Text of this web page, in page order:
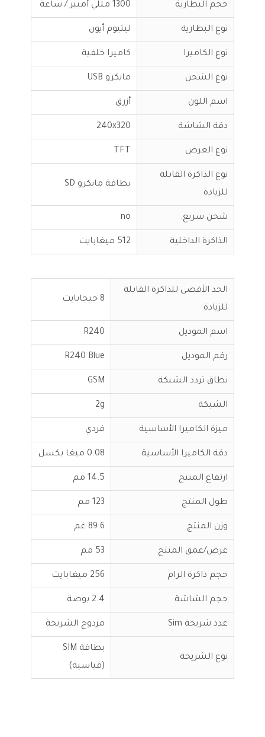
حجم البطارية 1300 مللي أمبير / ساعة
نوع البطارية ليثيوم أيون
نوع الكاميرا كاميرا خلفية
نوع الشحن مايكرو USB
اسم اللون أزرق
دقة الشاشة 240x320
نوع العرض TFT
نوع الذاكرة القابلة
للزيادة
بطاقة مايكرو SD
شحن سريع. no
الذاكرة الداخلية 512 ميغابايت
الحد الأقصى للذاكرة القابلة
للزيادة
8 جيجابايت
اسم الموديل R240
رقم الموديل R240 Blue
نطاق تردد الشبكة GSM
الشبكة 2g
ميزة الكاميرا الأساسية فردي
دقة الكاميرا الأساسية 0.08 ميغا بكسل
ارتفاع المنتج 14.5 مم
طول المنتج 123 مم
وزن المنتج 89.6 غم
عرض/عمق المنتج 53 مم
حجم ذاكرة الرام 256 ميغابايت
حجم الشاشة 2.4 بوصة
عدد شريحة Sim مزدوج الشريحة
نوع الشريحة
بطاقة SIM
(قياسية)